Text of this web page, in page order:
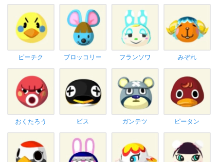
ピーチク ブロッコリー フランソワ みぞれ
おくたろう ビス ガンテツ ピータン